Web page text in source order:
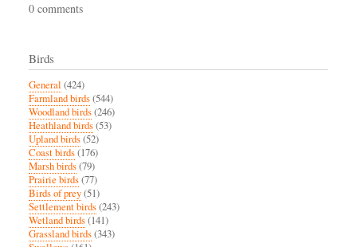
0 comments
Birds
General (424)
Farmland birds(544)
Woodland birds(246)
Heathland birds(53)
Upland birds(52)
Coast birds(176)
Marsh birds(79)
Prairie birds(77)
Birds of prey(51)
Settlement birds(243)
Wetland birds(141)
Grassland birds(343)